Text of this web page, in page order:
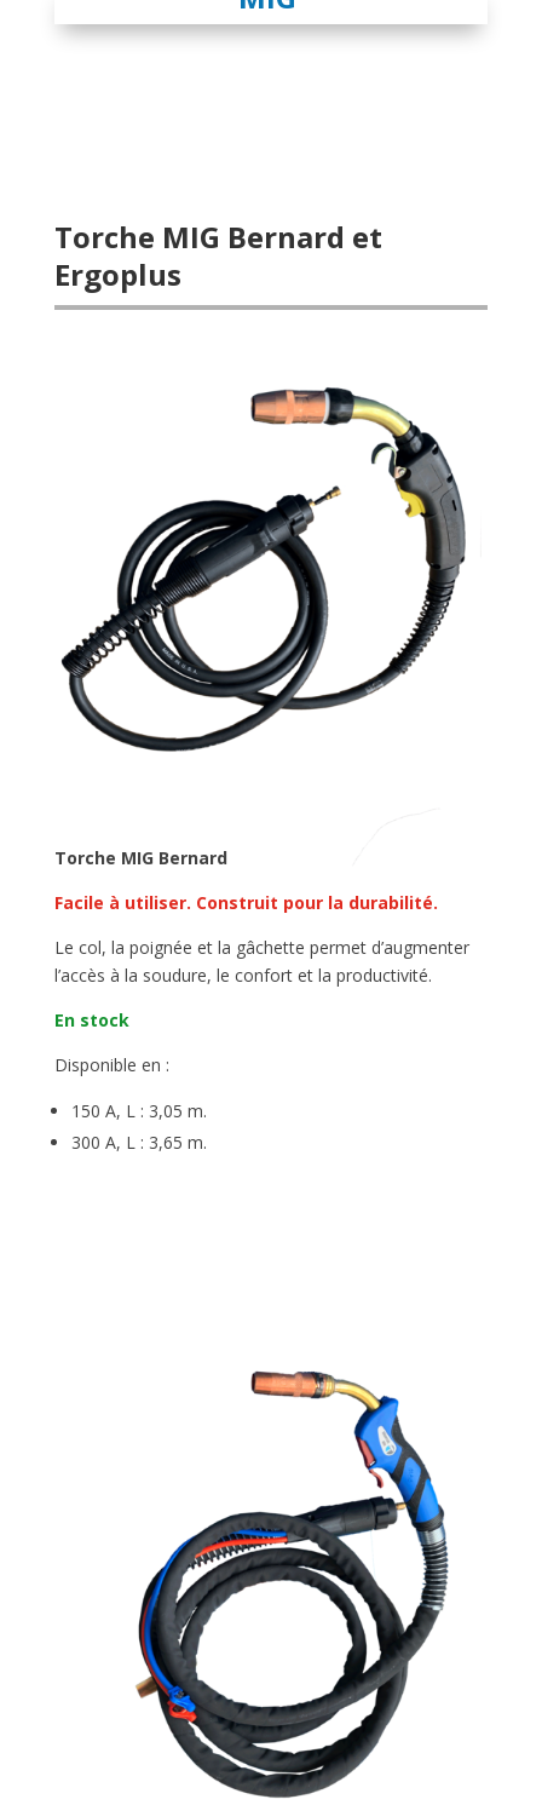
Torche MIG Bernard et
Ergoplus
Torche MIG Bernard
Facile à utiliser. Construit pour la durabilité.
Le col, la poignée et la gâchette permet d’augmenter
l’accès à la soudure, le confort et la productivité.
En stock
Disponible en :
150 A, L : 3,05 m.
300 A, L : 3,65 m.